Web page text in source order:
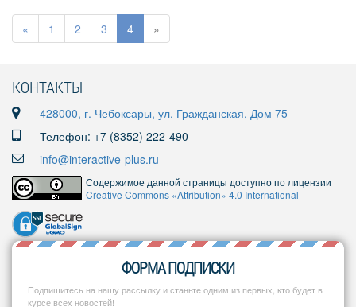
« 1 2 3 4 »
КОНТАКТЫ
428000, г. Чебоксары, ул. Гражданская, Дом 75
Телефон: +7 (8352) 222-490
info@interactive-plus.ru
Содержимое данной страницы доступно по лицензии
Creative Commons «Attribution» 4.0 International
ФОРМА ПОДПИСКИ
Подпишитесь на нашу рассылку и станьте одним из первых, кто будет в
курсе всех новостей!